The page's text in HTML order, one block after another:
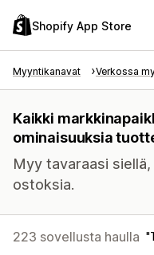
Shopify App Store
Myyntikanavat Verkossa
Kaikki
ominaisuuksia
Myy tavaraasi
ostoksia.
223 sovellusta haulla